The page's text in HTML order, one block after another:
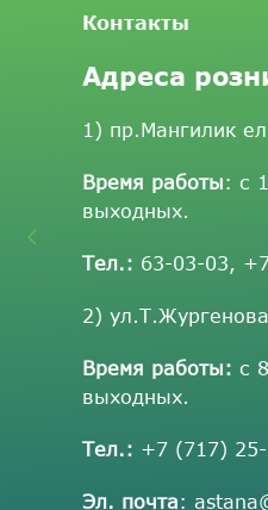
Контакты
Адреса
1) пр.Мангилик
Время работы: с
выходных.
Тел.: 63-03-03,
2)
Время работы: с
выходных.
Тел.: +7 (717)
Эл. почта: